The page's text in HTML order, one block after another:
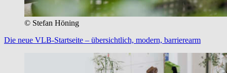
© Stefan Höning
Die neue VLB-Startseite – übersichtlich, modern, barrierearm